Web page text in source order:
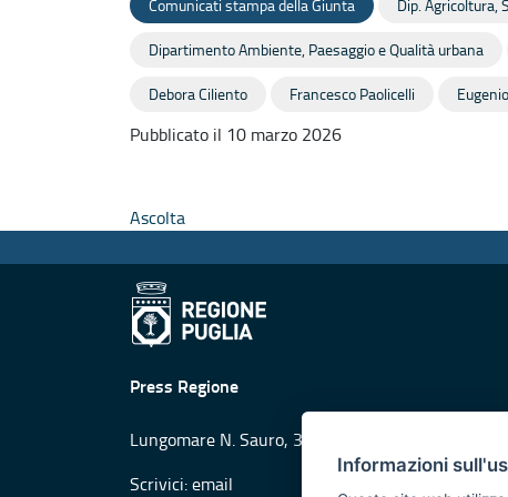
Comunicati stampa della Giunta Dip. Agricoltura,
Dipartimento Ambiente, Paesaggio e Qualità urbana
Debora Ciliento Francesco Paolicelli
Pubblicato il 10 marzo 2026
Ascolta
Press Regione
Lungomare N. Sauro, 33 - 70121 Bari
Scrivici:email
Informazioni